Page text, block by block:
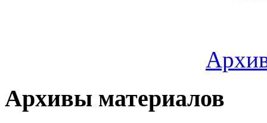
Архивы материалов